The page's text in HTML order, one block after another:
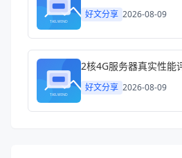
好文分享 2026-08-09
好文分享 2026-08-09